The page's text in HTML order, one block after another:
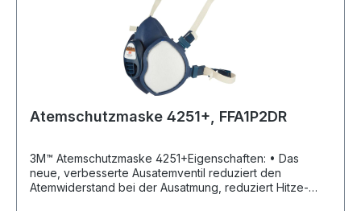
Atemschutzmaske 4251+, FFA1P2DR
3M™ Atemschutzmaske 4251+Eigenschaften: • Das
neue, verbesserte Ausatemventil reduziert den
Atemwiderstand bei der Ausatmung, reduziert Hitze-